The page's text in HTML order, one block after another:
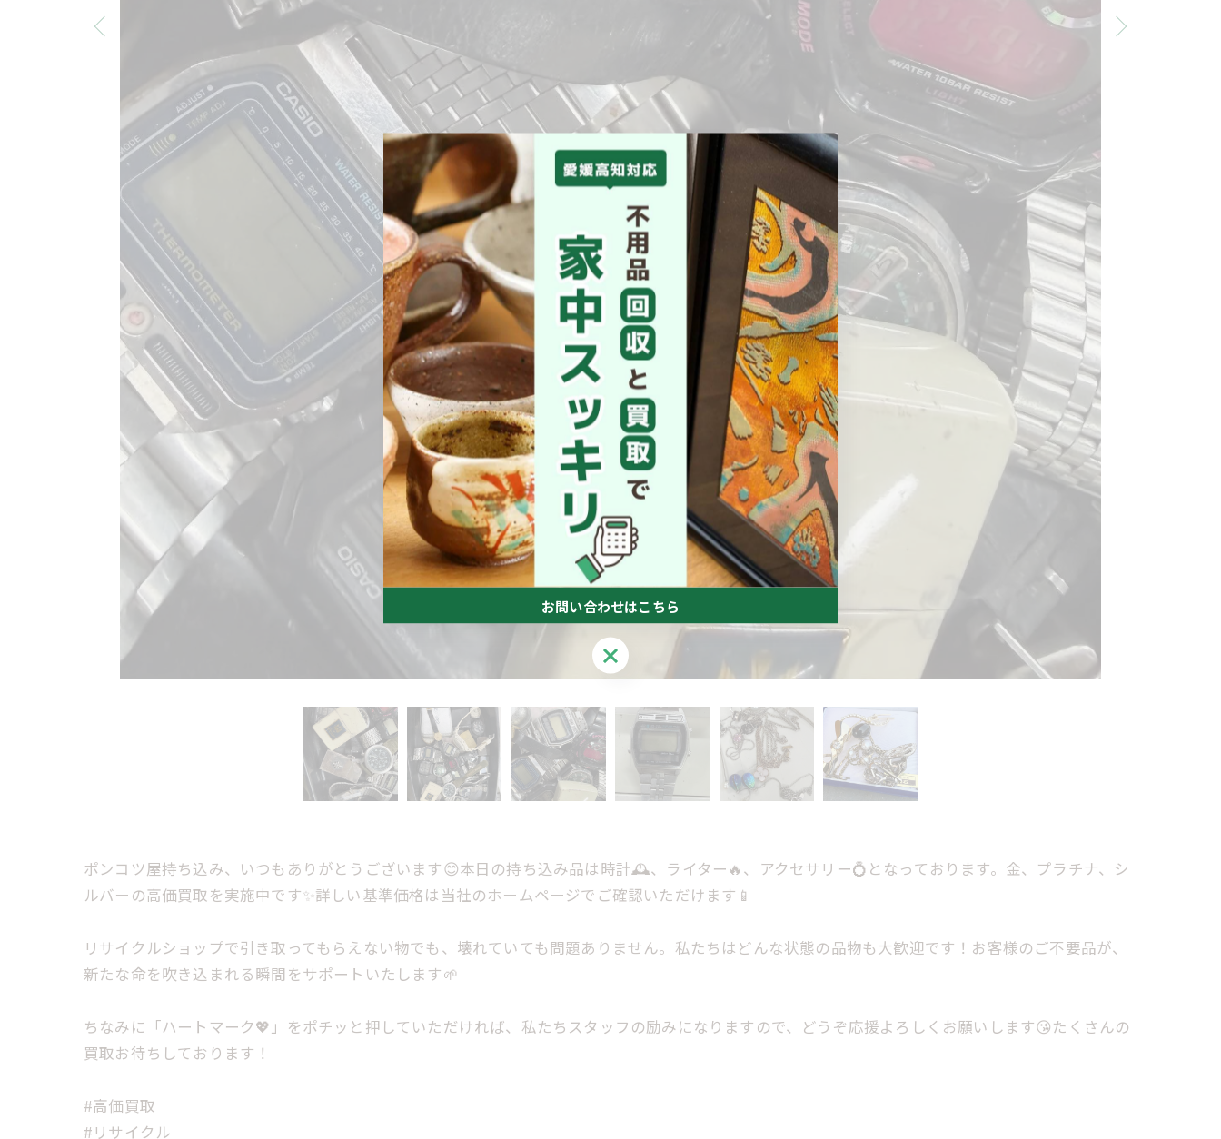
ポンコツ屋持ち込み、いつもありがとうございます😊本日の持ち込み品は時計🕰️、ライター🔥、アクセサリー💍となっております。金、プラチナ、シ
ルバーの高価買取を実施中です✨詳しい基準価格は当社のホームページでご確認いただけます📱
リサイクルショップで引き取ってもらえない物でも、壊れていても問題ありません。私たちはどんな状態の品物も大歓迎です！お客様のご不要品が、
新たな命を吹き込まれる瞬間をサポートいたします🌱
ちなみに「ハートマーク💖」をポチッと押していただければ、私たちスタッフの励みになりますので、どうぞ応援よろしくお願いします😘たくさんの
買取お待ちしております！
#高価買取
#リサイクル
お問い合わせはこちら
お問い合わせはこちら